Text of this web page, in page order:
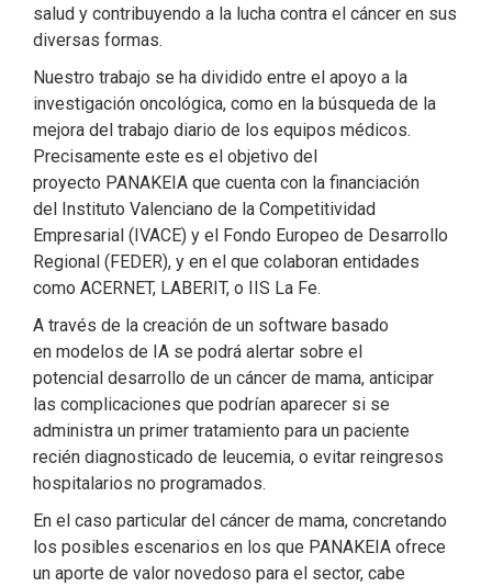
salud y contribuyendo a la lucha contra el cáncer en sus
diversas formas.
Nuestro trabajo se ha dividido entre el apoyo a la
investigación oncológica, como en la búsqueda de la
mejora del trabajo diario de los equipos médicos.
Precisamente este es el objetivo del
proyecto PANAKEIA que cuenta con la financiación
del Instituto Valenciano de la Competitividad
Empresarial (IVACE) y el Fondo Europeo de Desarrollo
Regional (FEDER), y en el que colaboran entidades
como ACERNET, LABERIT, o IIS La Fe.
A través de la creación de un software basado
en modelos de IA se podrá alertar sobre el
potencial desarrollo de un cáncer de mama, anticipar
las complicaciones que podrían aparecer si se
administra un primer tratamiento para un paciente
recién diagnosticado de leucemia, o evitar reingresos
hospitalarios no programados.
En el caso particular del cáncer de mama, concretando
los posibles escenarios en los que PANAKEIA ofrece
un aporte de valor novedoso para el sector, cabe